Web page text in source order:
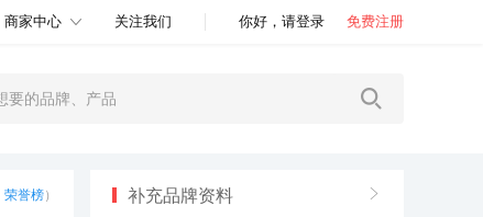
商家中心 关注我们 你好，请登录 免费注册
荣誉榜） 补充品牌资料